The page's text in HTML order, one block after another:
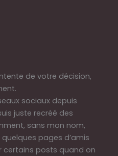
de votre décision,
sociaux depuis
juste recréé des
sans mon nom,
pages d’amis
certains posts quand on